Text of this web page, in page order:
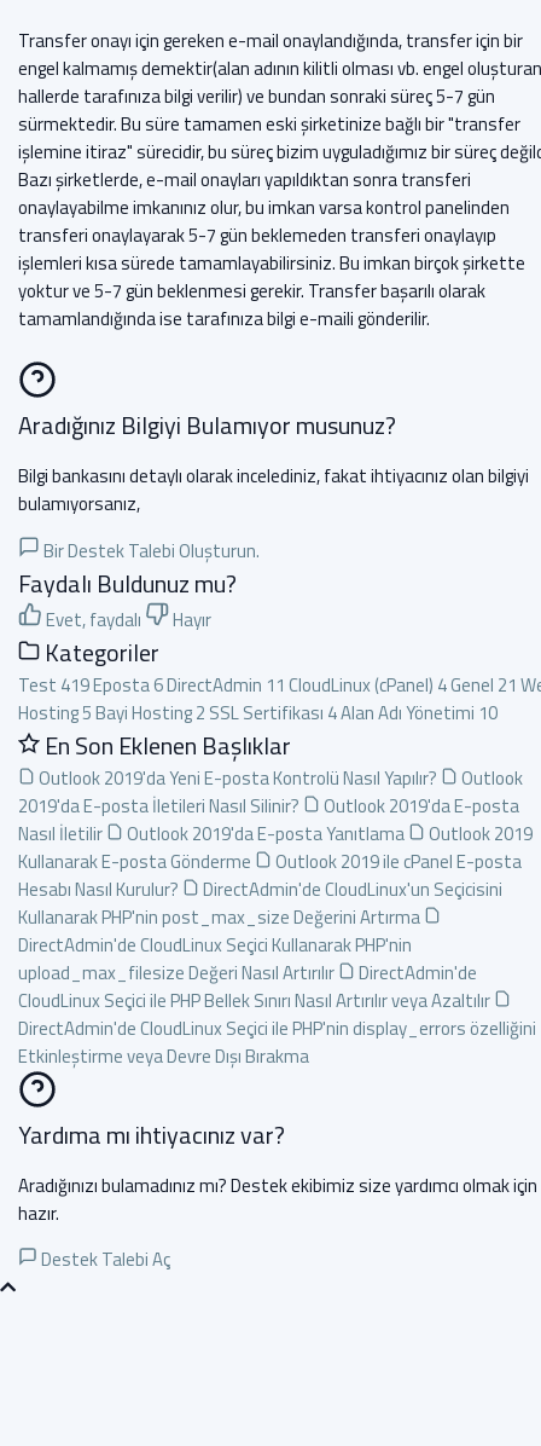
Transfer onayı için gereken e-mail onaylandığında, transfer için bir
engel kalmamış demektir(alan adının kilitli olması vb. engel oluşturan
hallerde tarafınıza bilgi verilir) ve bundan sonraki süreç 5-7 gün
sürmektedir. Bu süre tamamen eski şirketinize bağlı bir "transfer
işlemine itiraz" sürecidir, bu süreç bizim uyguladığımız bir süreç
Bazı şirketlerde, e-mail onayları yapıldıktan sonra transferi
onaylayabilme imkanınız olur, bu imkan varsa kontrol panelinden
transferi onaylayarak 5-7 gün beklemeden transferi onaylayıp
işlemleri kısa sürede tamamlayabilirsiniz. Bu imkan birçok şirkette
yoktur ve 5-7 gün beklenmesi gerekir. Transfer başarılı olarak
tamamlandığında ise tarafınıza bilgi e-maili gönderilir.
Aradığınız Bilgiyi Bulamıyor musunuz?
Bilgi bankasını detaylı olarak incelediniz, fakat ihtiyacınız olan bilgiyi
bulamıyorsanız,
Bir Destek Talebi Oluşturun.
Faydalı Buldunuz mu?
Evet, faydalı Hayır
Kategoriler
Test 419Eposta6DirectAdmin 11 CloudLinux (cPanel) 4Genel 21
Hosting5Bayi Hosting2 SSL Sertifikası 4Alan Adı Yönetimi 10
En Son Eklenen Başlıklar
Outlook 2019'da Yeni E-posta Kontrolü Nasıl Yapılır?
Outlook
2019'da E-posta İletileri Nasıl Silinir?
Outlook 2019'da E-posta
Nasıl İletilir
Outlook 2019'da E-posta Yanıtlama
Outlook 2019
Kullanarak E-posta Gönderme
Outlook 2019 ile cPanel E-posta
Hesabı Nasıl Kurulur?
DirectAdmin'de CloudLinux'un Seçicisini
Kullanarak PHP'nin post_max_size Değerini Artırma
DirectAdmin'de CloudLinux Seçici Kullanarak PHP'nin
upload_max_filesize Değeri Nasıl Artırılır
DirectAdmin'de
CloudLinux Seçici ile PHP Bellek Sınırı Nasıl Artırılır veya Azaltılır
DirectAdmin'de CloudLinux Seçici ile PHP'nin display_errors özelliğini
Etkinleştirme veya Devre Dışı Bırakma
Yardıma mı ihtiyacınız var?
Aradığınızı bulamadınız mı? Destek ekibimiz size yardımcı olmak için
hazır.
Destek Talebi Aç